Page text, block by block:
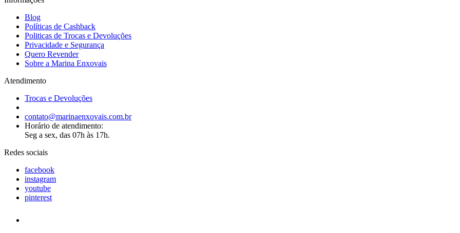
Blog
Políticas de Cashback
Politicas de Trocas e Devoluções
Privacidade e Segurança
Quero Revender
Sobre a Marina Enxovais
Atendimento
Trocas e Devoluções
contato@marinaenxovais.com.br
Horário de atendimento:
Seg a sex, das 07h às 17h.
Redes sociais
facebook
instagram
youtube
pinterest